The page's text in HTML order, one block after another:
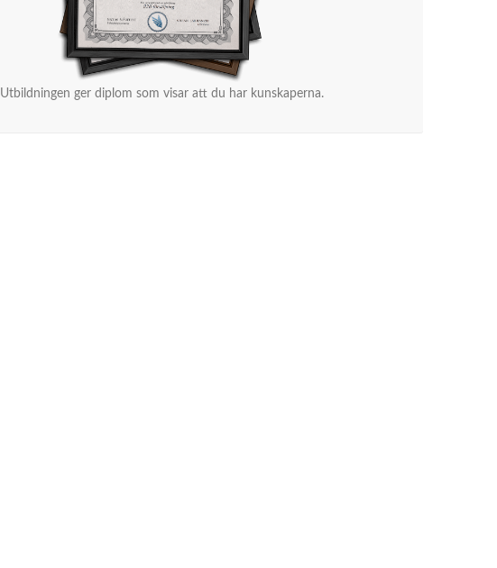
Utbildningen ger diplom som visar att du har kunskaperna.